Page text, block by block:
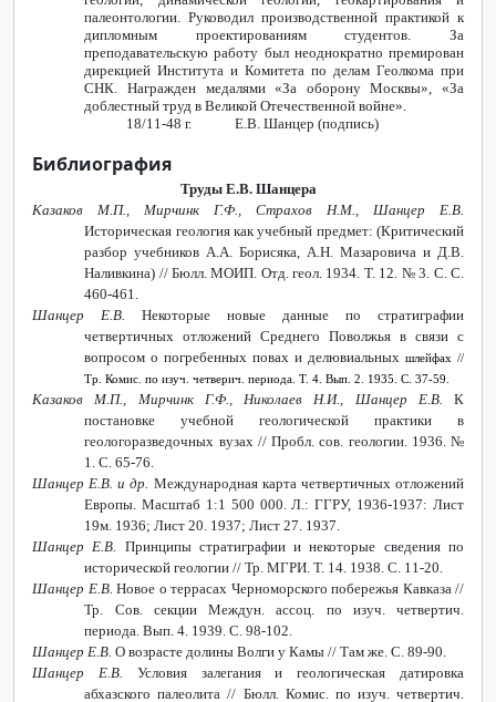
палеонтологии. Руководил производственной практикой к
дипломным проектированиям студентов. За
преподавательскую работу был неоднократно премирован
дирекцией Института и Комитета по делам Геолкома при
СНК. Награжден медалями «За оборону Москвы», «За
доблестный труд в Великой Отечественной войне».
18/11-48 г. Е.В. Шанцер (подпись)
Библиография
Труды Е.В. Шанцера
Казаков М.П., Мирчинк Г.Ф., Страхов Н.М., Шанцер Е.В.
Историческая геология как учебный предмет: (Критический
разбор учебников А.А. Борисяка, А.Н. Мазаровича и Д.В.
Наливкина) // Бюлл. МОИП. Отд. геол. 1934. Т. 12. № 3. С. С.
460-461.
Шанцер Е.В. Некоторые новые данные по стратиграфии
четвертичных отложений Среднего Поволжья в связи с
вопросом о погребенных повах и делювиальныхшлейфах //
Тр. Комис. по изуч. четверич. периода. Т. 4. Вып. 2. 1935. С. 37-59.
Казаков М.П., Мирчинк Г.Ф., Николаев Н.И., Шанцер Е.В. К
постановке учебной геологической практики в
геологоразведочных вузах // Пробл. сов. геологии. 1936. №
1. С. 65-76.
Шанцер Е.В. и др. Международная карта четвертичных отложений
Европы. Масштаб 1:1 500 000. Л.: ГГРУ, 1936-1937: Лист
19м. 1936; Лист 20. 1937; Лист 27. 1937.
Шанцер Е.В. Принципы стратиграфии и некоторые сведения по
исторической геологии // Тр. МГРИ. Т. 14. 1938. С. 11-20.
Шанцер Е.В. Новое о террасах Черноморского побережья Кавказа //
Тр. Сов. секции Междун. ассоц. по изуч. четвертич.
периода. Вып. 4. 1939. С. 98-102.
Шанцер Е.В. О возрасте долины Волги у Камы // Там же. С. 89-90.
Шанцер Е.В. Условия залегания и геологическая датировка
абхазского палеолита // Бюлл. Комис. по изуч. четвертич.